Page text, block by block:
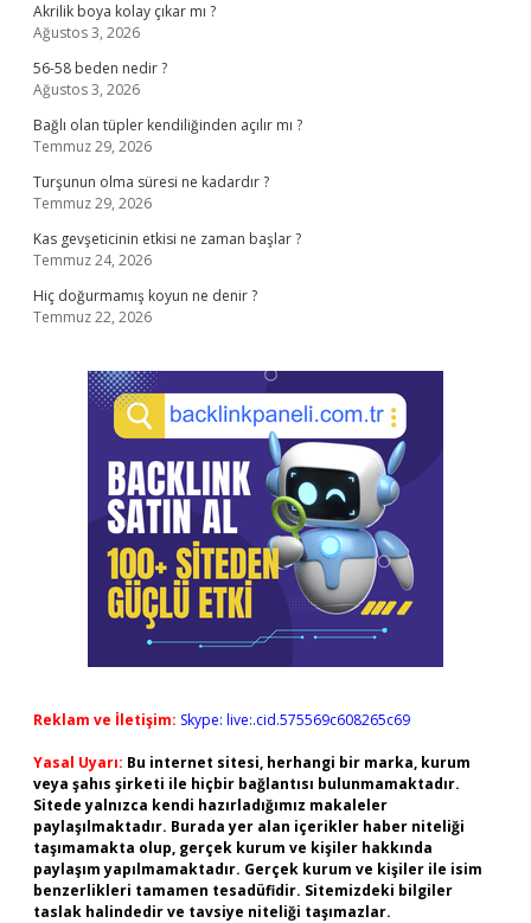
Akrilik boya kolay çıkar mı ?
Ağustos 3, 2026
56-58 beden nedir ?
Ağustos 3, 2026
Bağlı olan tüpler kendiliğinden açılır mı ?
Temmuz 29, 2026
Turşunun olma süresi ne kadardır ?
Temmuz 29, 2026
Kas gevşeticinin etkisi ne zaman başlar ?
Temmuz 24, 2026
Hiç doğurmamış koyun ne denir ?
Temmuz 22, 2026
Reklam ve İletişim: Skype: live:.cid.575569c608265c69
Yasal Uyarı: Bu internet sitesi, herhangi bir marka, kurum
veya şahıs şirketi ile hiçbir bağlantısı bulunmamaktadır.
Sitede yalnızca kendi hazırladığımız makaleler
paylaşılmaktadır. Burada yer alan içerikler haber niteliği
taşımamakta olup, gerçek kurum ve kişiler hakkında
paylaşım yapılmamaktadır. Gerçek kurum ve kişiler ile isim
benzerlikleri tamamen tesadüfidir. Sitemizdeki bilgiler
taslak halindedir ve tavsiye niteliği taşımazlar.